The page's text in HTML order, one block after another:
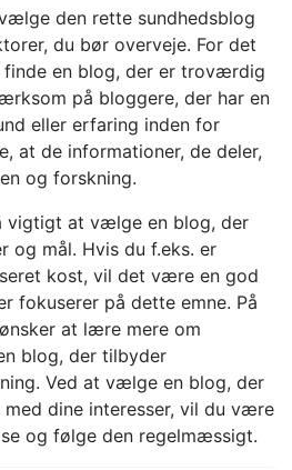
den rette sundhedsblog
du bør overveje. For det
en blog, der er troværdig
på bloggere, der har en
eller erfaring inden for
at de informationer, de deler,
og forskning.
vigtigt at vælge en blog, der
og mål. Hvis du f.eks. er
kost, vil det være en god
fokuserer på dette emne. På
at lære mere om
blog, der tilbyder
Ved at vælge en blog, der
med dine interesser, vil du være
og følge den regelmæssigt.